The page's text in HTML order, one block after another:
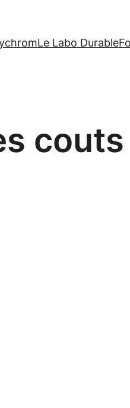
Le Labo Durable
couts